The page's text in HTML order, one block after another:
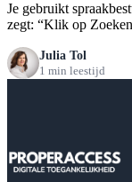
Je gebruikt
zegt: “Klik op
Julia Tol
1 min leestijd